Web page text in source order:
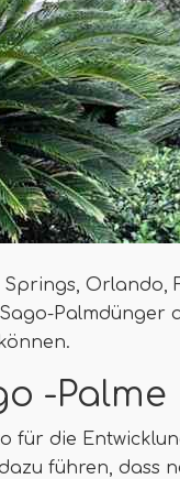
Springs, Orlando,
Palmdünger
-Palme
für die
führen, dass